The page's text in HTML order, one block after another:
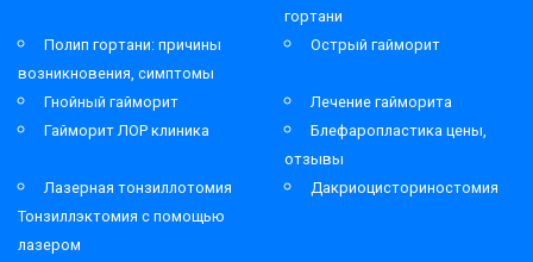
гортани
Полип гортани: причины
возникновения, симптомы
Острый гайморит
Гнойный гайморит
Лечение гайморита
Гайморит ЛОР клиника
Блефаропластика цены,
отзывы
Лазерная тонзиллотомия
Тонзиллэктомия с помощью
лазером
Дакриоцисториностомия